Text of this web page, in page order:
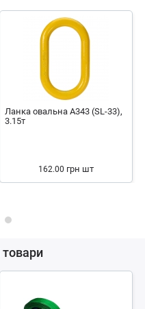
Ланка овальна А343 (SL-33),
3.15т
162.00 грн шт
товари